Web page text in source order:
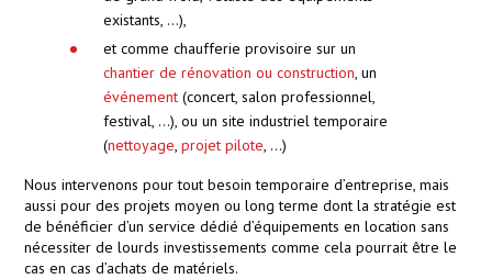
existants, …),
et comme chaufferie provisoire sur un
chantier de rénovation ou construction, un
événement (concert, salon professionnel,
festival, …), ou un site industriel temporaire
(nettoyage, projet pilote, …)
Nous intervenons pour tout besoin temporaire d’entreprise, mais
aussi pour des projets moyen ou long terme dont la stratégie est
de bénéficier d’un service dédié d’équipements en location sans
nécessiter de lourds investissements comme cela pourrait être le
cas en cas d’achats de matériels.